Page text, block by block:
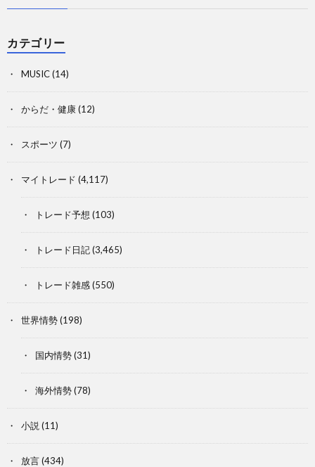
カテゴリー
MUSIC(14)
からだ・健康(12)
スポーツ (7)
マイトレード (4,117)
トレード予想 (103)
トレード日記(3,465)
トレード雑感(550)
世界情勢(198)
国内情勢(31)
海外情勢(78)
小説 (11)
放言(434)